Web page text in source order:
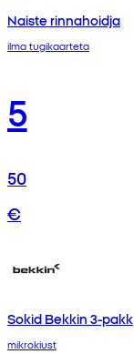
Naiste rinnahoidja
ilma tugikaarteta
5
50
€
Sokid Bekkin 3-pakk
mikrokiust